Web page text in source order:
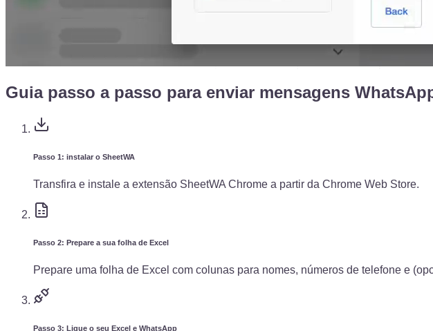
Guia passo a passo para enviar mensagens
Passo 1: instalar o SheetWA
Transfira e instale a extensão SheetWA Chrome a partir da Chrome Web Store.
Passo 2: Prepare a sua folha de Excel
Prepare uma folha de Excel com colunas para nomes, números de telefone e
Passo 3: Ligue o seu Excel e WhatsApp